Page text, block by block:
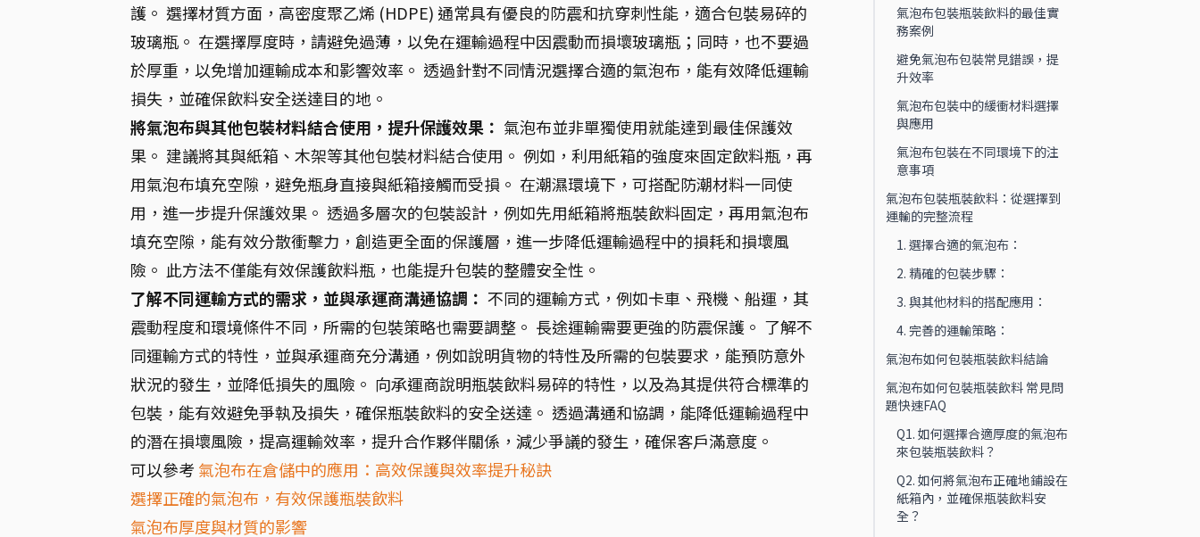
護。 選擇材質方面，高密度聚乙烯 (HDPE) 通常具有優良的防震和抗穿刺性能，適合包裝易碎的
玻璃瓶。 在選擇厚度時，請避免過薄，以免在運輸過程中因震動而損壞玻璃瓶；同時，也不要過
於厚重，以免增加運輸成本和影響效率。 透過針對不同情況選擇合適的氣泡布，能有效降低運輸
損失，並確保飲料安全送達目的地。
將氣泡布與其他包裝材料結合使用，提升保護效果： 氣泡布並非單獨使用就能達到最佳保護效
果。 建議將其與紙箱、木架等其他包裝材料結合使用。 例如，利用紙箱的強度來固定飲料瓶，再
用氣泡布填充空隙，避免瓶身直接與紙箱接觸而受損。 在潮濕環境下，可搭配防潮材料一同使
用，進一步提升保護效果。 透過多層次的包裝設計，例如先用紙箱將瓶裝飲料固定，再用氣泡布
填充空隙，能有效分散衝擊力，創造更全面的保護層，進一步降低運輸過程中的損耗和損壞風
險。 此方法不僅能有效保護飲料瓶，也能提升包裝的整體安全性。
了解不同運輸方式的需求，並與承運商溝通協調： 不同的運輸方式，例如卡車、飛機、船運，其
震動程度和環境條件不同，所需的包裝策略也需要調整。 長途運輸需要更強的防震保護。 了解不
同運輸方式的特性，並與承運商充分溝通，例如說明貨物的特性及所需的包裝要求，能預防意外
狀況的發生，並降低損失的風險。 向承運商說明瓶裝飲料易碎的特性，以及為其提供符合標準的
包裝，能有效避免爭執及損失，確保瓶裝飲料的安全送達。 透過溝通和協調，能降低運輸過程中
的潛在損壞風險，提高運輸效率，提升合作夥伴關係，減少爭議的發生，確保客戶滿意度。
可以參考 氣泡布在倉儲中的應用：高效保護與效率提升秘訣
選擇正確的氣泡布，有效保護瓶裝飲料
氣泡布厚度與材質的影響
氣泡布包裝瓶裝飲料的最佳實
務案例
避免氣泡布包裝常見錯誤，提
升效率
氣泡布包裝中的緩衝材料選擇
與應用
氣泡布包裝在不同環境下的注
意事項
氣泡布包裝瓶裝飲料：從選擇到
運輸的完整流程
1. 選擇合適的氣泡布：
2. 精確的包裝步驟：
3. 與其他材料的搭配應用：
4. 完善的運輸策略：
氣泡布如何包裝瓶裝飲料結論
氣泡布如何包裝瓶裝飲料 常見問
題快速FAQ
Q1. 如何選擇合適厚度的氣泡布
來包裝瓶裝飲料？
Q2. 如何將氣泡布正確地鋪設在
紙箱內，並確保瓶裝飲料安
全？